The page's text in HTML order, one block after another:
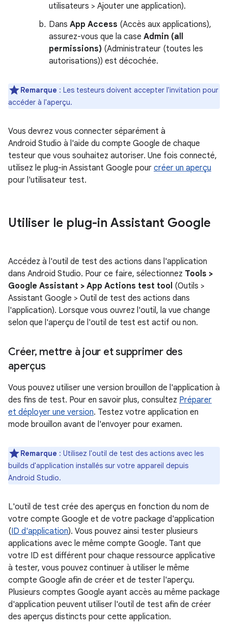
utilisateurs > Ajouter une application).
Dans App Access (Accès aux applications),
assurez-vous que la case Admin (all
permissions) (Administrateur (toutes les
autorisations)) est décochée.
Remarque : Les testeurs doivent accepter l'invitation pour
accéder à l'aperçu.
Vous devrez vous connecter séparément à
Android Studio à l'aide du compte Google de chaque
testeur que vous souhaitez autoriser. Une fois connecté,
utilisez le plug-in Assistant Google pour créer un aperçu
pour l'utilisateur test.
Utiliser le plug-in Assistant Google
Accédez à l'outil de test des actions dans l'application
dans Android Studio. Pour ce faire, sélectionnez Tools >
Google Assistant > App Actions test tool (Outils >
Assistant Google > Outil de test des actions dans
l'application). Lorsque vous ouvrez l'outil, la vue change
selon que l'aperçu de l'outil de test est actif ou non.
Créer, mettre à jour et supprimer des
aperçus
Vous pouvez utiliser une version brouillon de l'application à
des fins de test. Pour en savoir plus, consultez Préparer
et déployer une version. Testez votre application en
mode brouillon avant de l'envoyer pour examen.
Remarque : Utilisez l'outil de test des actions avec les
builds d'application installés sur votre appareil depuis
Android Studio.
L'outil de test crée des aperçus en fonction du nom de
votre compte Google et de votre package d'application
(ID d'application). Vous pouvez ainsi tester plusieurs
applications avec le même compte Google. Tant que
votre ID est différent pour chaque ressource applicative
à tester, vous pouvez continuer à utiliser le même
compte Google afin de créer et de tester l'aperçu.
Plusieurs comptes Google ayant accès au même package
d'application peuvent utiliser l'outil de test afin de créer
des aperçus distincts pour cette application.